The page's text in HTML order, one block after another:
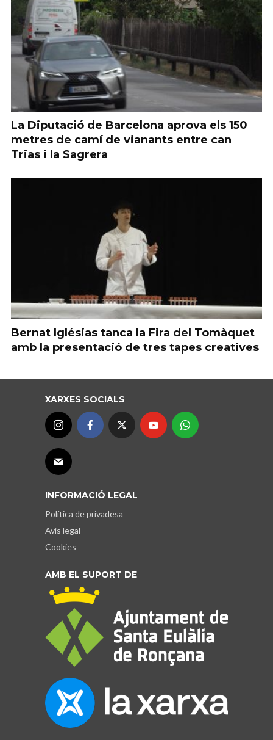
La Diputació de Barcelona aprova els 150
metres de camí de vianants entre can
Trias i la Sagrera
Bernat Iglésias tanca la Fira del Tomàquet
amb la presentació de tres tapes creatives
XARXES SOCIALS
INFORMACIÓ LEGAL
Política de privadesa
Avís legal
Cookies
AMB EL SUPORT DE